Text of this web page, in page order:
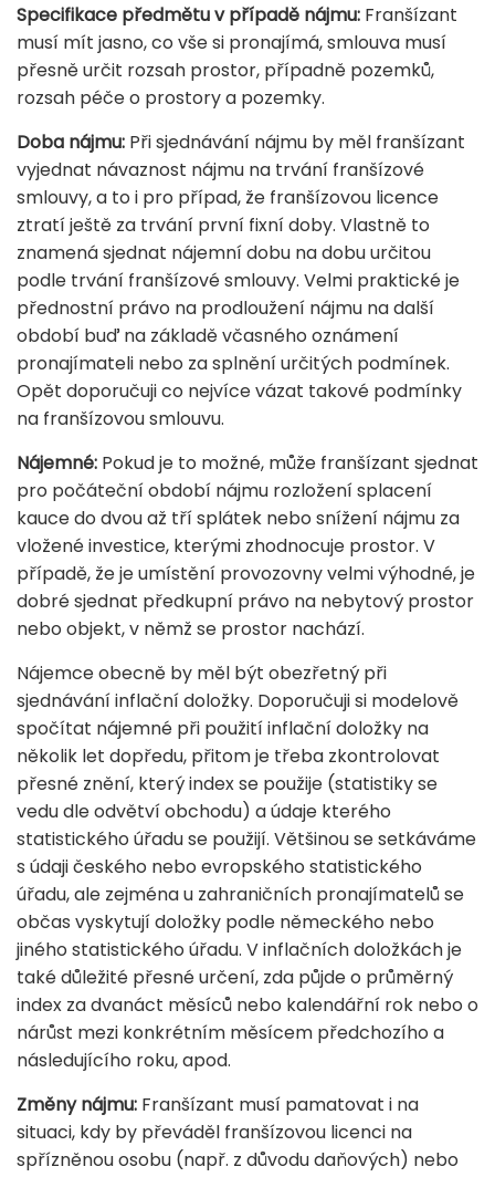
Specifikace předmětu v případě nájmu: Franšízant
musí mít jasno, co vše si pronajímá, smlouva musí
přesně určit rozsah prostor, případně pozemků,
rozsah péče o prostory a pozemky.
Doba nájmu: Při sjednávání nájmu by měl franšízant
vyjednat návaznost nájmu na trvání franšízové
smlouvy, a to i pro případ, že franšízovou licence
ztratí ještě za trvání první fixní doby. Vlastně to
znamená sjednat nájemní dobu na dobu určitou
podle trvání franšízové smlouvy. Velmi praktické je
přednostní právo na prodloužení nájmu na další
období buď na základě včasného oznámení
pronajímateli nebo za splnění určitých podmínek.
Opět doporučuji co nejvíce vázat takové podmínky
na franšízovou smlouvu.
Nájemné: Pokud je to možné, může franšízant sjednat
pro počáteční období nájmu rozložení splacení
kauce do dvou až tří splátek nebo snížení nájmu za
vložené investice, kterými zhodnocuje prostor. V
případě, že je umístění provozovny velmi výhodné, je
dobré sjednat předkupní právo na nebytový prostor
nebo objekt, v němž se prostor nachází.
Nájemce obecně by měl být obezřetný při
sjednávání inflační doložky. Doporučuji si modelově
spočítat nájemné při použití inflační doložky na
několik let dopředu, přitom je třeba zkontrolovat
přesné znění, který index se použije (statistiky se
vedu dle odvětví obchodu) a údaje kterého
statistického úřadu se použijí. Většinou se setkáváme
s údaji českého nebo evropského statistického
úřadu, ale zejména u zahraničních pronajímatelů se
občas vyskytují doložky podle německého nebo
jiného statistického úřadu. V inflačních doložkách je
také důležité přesné určení, zda půjde o průměrný
index za dvanáct měsíců nebo kalendářní rok nebo o
nárůst mezi konkrétním měsícem předchozího a
následujícího roku, apod.
Změny nájmu: Franšízant musí pamatovat i na
situaci, kdy by převáděl franšízovou licenci na
spřízněnou osobu (např. z důvodu daňových) nebo